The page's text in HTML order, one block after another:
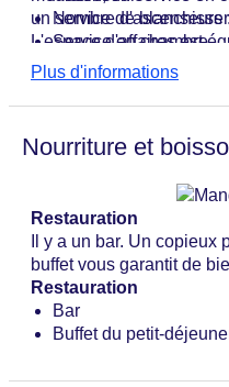
un service de
L'espace d'affaires est
projecteur.
Nombre d'ascenseurs
Service en chambre
terrasse ensoleillée
Nombre total de
Catégorie nationale : 3
Plus d'informations
Nourriture et
Restauration
Il y a un bar. Un
buffet vous garantit de
Restauration
Bar
Buffet du petit-